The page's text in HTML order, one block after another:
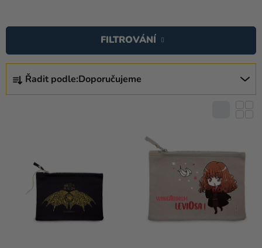
Pečení
Dárky
Kreativní
potřeby
Personalizované
produkty
A
Z
Řadit podle:Doporučujeme
FILTROVÁNÍ
Ý
P
I
S
P